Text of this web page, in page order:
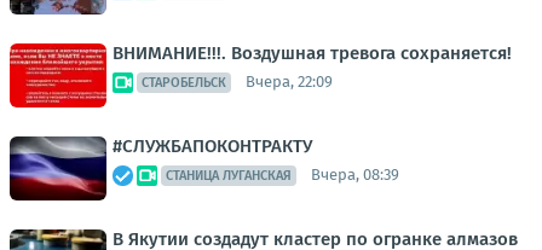
ВНИМАНИЕ!!!. Воздушная тревога сохраняется!
СТАРОБЕЛЬСК Вчера, 22:09
#СЛУЖБАПОКОНТРАКТУ
СТАНИЦА ЛУГАНСКАЯ Вчера, 08:39
В Якутии создадут кластер по огранке алмазов